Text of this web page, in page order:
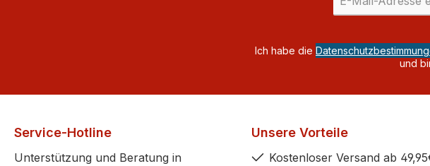
Ich habe die
und
Service-Hotline
Unterstützung und Beratung in
Unsere Vorteile
Kostenloser Versand ab